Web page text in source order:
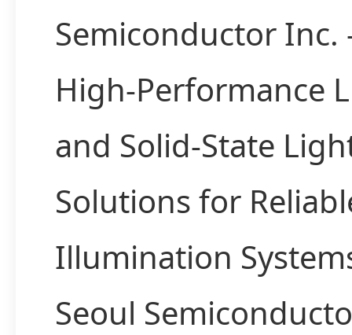
Semiconductor
High-Performance
and Solid-State
Solutions for
Illumination
Seoul